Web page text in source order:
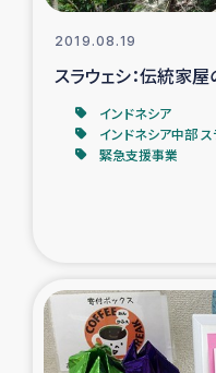
トルコにお
インドネシア中部 ス
スリランカ ムライ
スリラ
スリランカの南北女性
2019.08.19
スラウェシ：伝統家
インドネシア
インドネシア中部
緊急支援事業